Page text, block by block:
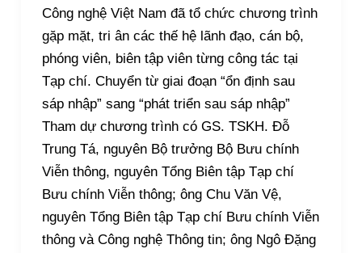
Công nghệ Việt Nam đã tổ chức chương trình
gặp mặt, tri ân các thế hệ lãnh đạo, cán bộ,
phóng viên, biên tập viên từng công tác tại
Tạp chí. Chuyển từ giai đoạn “ổn định sau
sáp nhập” sang “phát triển sau sáp nhập”
Tham dự chương trình có GS. TSKH. Đỗ
Trung Tá, nguyên Bộ trưởng Bộ Bưu chính
Viễn thông, nguyên Tổng Biên tập Tạp chí
Bưu chính Viễn thông; ông Chu Văn Vệ,
nguyên Tổng Biên tập Tạp chí Bưu chính Viễn
thông và Công nghệ Thông tin; ông Ngô Đặng